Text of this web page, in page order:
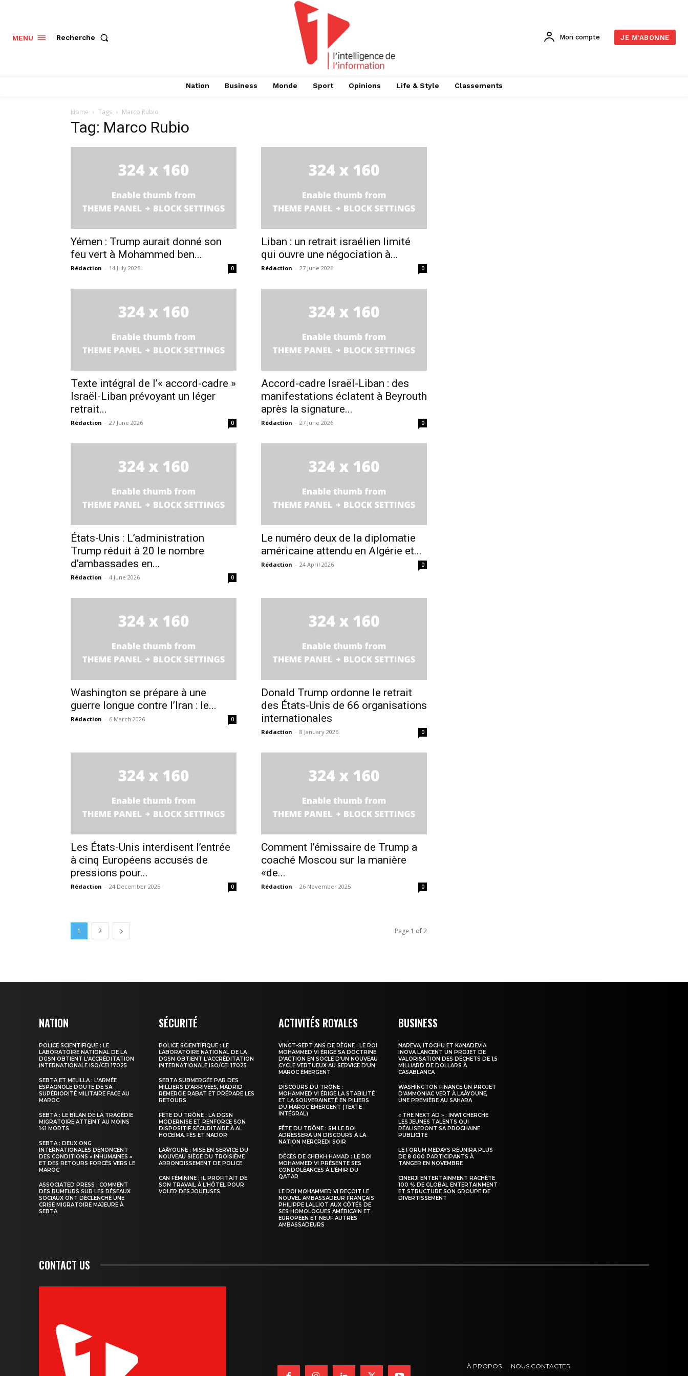
le1.ma
l'intelligence de
l'information
Insight Publications
À propos
Nous contacter
Formules d’abonnement
Mon compte
MENU Recherche Mon compte JE M'ABONNE
Nation Business Monde Sport Opinions Life & Style Classements
Home Tags Marco Rubio
Tag: Marco Rubio
Yémen : Trump aurait donné son
feu vert à Mohammed ben...
Rédaction - 14 July 2026 0
Liban : un retrait israélien limité
qui ouvre une négociation à...
Rédaction - 27 June 2026 0
Texte intégral de l’« accord-cadre »
Israël-Liban prévoyant un léger
retrait...
Rédaction - 27 June 2026 0
Accord-cadre Israël-Liban : des
manifestations éclatent à Beyrouth
après la signature...
Rédaction - 27 June 2026 0
États-Unis : L’administration
Trump réduit à 20 le nombre
d’ambassades en...
Rédaction - 4 June 2026 0
Le numéro deux de la diplomatie
américaine attendu en Algérie et...
Rédaction - 24 April 2026 0
Washington se prépare à une
guerre longue contre l’Iran : le...
Rédaction - 6 March 2026 0
Donald Trump ordonne le retrait
des États-Unis de 66 organisations
internationales
Rédaction - 8 January 2026 0
Les États-Unis interdisent l’entrée
à cinq Européens accusés de
pressions pour...
Rédaction - 24 December 2025 0
Comment l’émissaire de Trump a
coaché Moscou sur la manière
«de...
Rédaction - 26 November 2025 0
1 2 Page 1 of 2
NATION
POLICE SCIENTIFIQUE : LE
LABORATOIRE NATIONAL DE LA
DGSN OBTIENT L’ACCRÉDITATION
INTERNATIONALE ISO/CEI 17025
SEBTA ET MELILLA : L’ARMÉE
ESPAGNOLE DOUTE DE SA
SUPÉRIORITÉ MILITAIRE FACE AU
MAROC
SEBTA : LE BILAN DE LA TRAGÉDIE
MIGRATOIRE ATTEINT AU MOINS
141 MORTS
SEBTA : DEUX ONG
INTERNATIONALES DÉNONCENT
DES CONDITIONS « INHUMAINES »
ET DES RETOURS FORCÉS VERS LE
MAROC
ASSOCIATED PRESS : COMMENT
DES RUMEURS SUR LES RÉSEAUX
SOCIAUX ONT DÉCLENCHÉ UNE
CRISE MIGRATOIRE MAJEURE À
SEBTA
SÉCURITÉ
POLICE SCIENTIFIQUE : LE
LABORATOIRE NATIONAL DE LA
DGSN OBTIENT L’ACCRÉDITATION
INTERNATIONALE ISO/CEI 17025
SEBTA SUBMERGÉE PAR DES
MILLIERS D’ARRIVÉES, MADRID
REMERCIE RABAT ET PRÉPARE LES
RETOURS
FÊTE DU TRÔNE : LA DGSN
MODERNISE ET RENFORCE SON
DISPOSITIF SÉCURITAIRE À AL
HOCEÏMA, FÈS ET NADOR
LAÂYOUNE : MISE EN SERVICE DU
NOUVEAU SIÈGE DU TROISIÈME
ARRONDISSEMENT DE POLICE
CAN FÉMININE : IL PROFITAIT DE
SON TRAVAIL À L’HÔTEL POUR
VOLER DES JOUEUSES
ACTIVITÉS ROYALES
VINGT-SEPT ANS DE RÈGNE : LE ROI
MOHAMMED VI ÉRIGE SA DOCTRINE
D’ACTION EN SOCLE D’UN NOUVEAU
CYCLE VERTUEUX AU SERVICE D’UN
MAROC ÉMERGENT
DISCOURS DU TRÔNE :
MOHAMMED VI ÉRIGE LA STABILITÉ
ET LA SOUVERAINETÉ EN PILIERS
DU MAROC ÉMERGENT (TEXTE
INTÉGRAL)
FÊTE DU TRÔNE : SM LE ROI
ADRESSERA UN DISCOURS À LA
NATION MERCREDI SOIR
DÉCÈS DE CHEIKH HAMAD : LE ROI
MOHAMMED VI PRÉSENTE SES
CONDOLÉANCES À L’ÉMIR DU
QATAR
LE ROI MOHAMMED VI REÇOIT LE
NOUVEL AMBASSADEUR FRANÇAIS
PHILIPPE LALLIOT AUX CÔTÉS DE
SES HOMOLOGUES AMÉRICAIN ET
EUROPÉEN ET NEUF AUTRES
AMBASSADEURS
BUSINESS
NAREVA, ITOCHU ET KANADEVIA
INOVA LANCENT UN PROJET DE
VALORISATION DES DÉCHETS DE 1,5
MILLIARD DE DOLLARS À
CASABLANCA
WASHINGTON FINANCE UN PROJET
D’AMMONIAC VERT À LAÂYOUNE,
UNE PREMIÈRE AU SAHARA
« THE NEXT AD » : INWI CHERCHE
LES JEUNES TALENTS QUI
RÉALISERONT SA PROCHAINE
PUBLICITÉ
LE FORUM MEDAYS RÉUNIRA PLUS
DE 8 000 PARTICIPANTS À
TANGER EN NOVEMBRE
CINERJI ENTERTAINMENT RACHÈTE
100 % DE GLOBAL ENTERTAINMENT
ET STRUCTURE SON GROUPE DE
DIVERTISSEMENT
CONTACT US
À PROPOS NOUS CONTACTER